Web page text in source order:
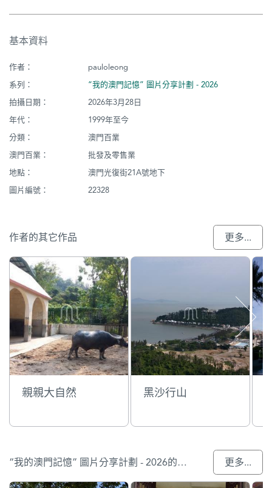
基本資料
作者：
pauloleong
系列：
“我的澳門記憶” 圖片分享計劃 - 2026
拍攝日期：
2026年3月28日
年代：
1999年至今
分類：
澳門百業
澳門百業：
批發及零售業
地點：
澳門光復街21A號地下
圖片編號：
22328
作者的其它作品 更多...
親親大自然 黑沙行山
“我的澳門記憶” 圖片分享計劃 - 2026的參與作品 更多...